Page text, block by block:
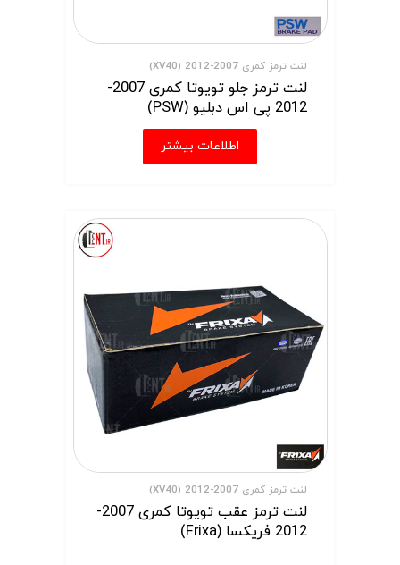
لنت ترمز کمری 2007-2012 (XV40)
لنت ترمز جلو تویوتا کمری 2007-
2012 پی اس دبلیو (PSW)
اطلاعات بیشتر
لنت ترمز کمری 2007-2012 (XV40)
لنت ترمز عقب تویوتا کمری 2007-
2012 فریکسا (Frixa)